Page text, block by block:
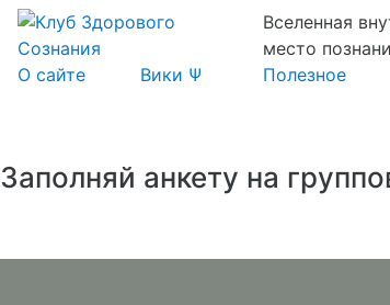
Вселенная
место
О сайте
Вики Ψ Полезное
Заполняй анкету на